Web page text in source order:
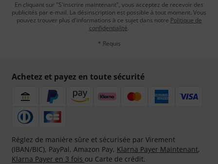
En cliquant sur "S'inscrire maintenant", vous acceptez de recevoir des
publicités par e-mail. La désinscription est possible à tout moment. Vous
pouvez trouver plus d'informations à ce sujet dans notre Politique de
confidentialité.
* Requis
Achetez et payez en toute sécurité
Réglez de manière sûre et sécurisée par Virement
(IBAN/BIC), PayPal, Amazon Pay, Klarna Payer Maintenant,
Klarna Payer en 3 fois ou Carte de crédit.